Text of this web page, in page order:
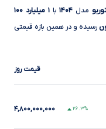
مدل ۱۴۰۴با
۱ میلیارد ۱۰۰
رسیده و در همین بازه قیمتی
قیمت روز
۲۶.۳% ۴,۸۰۰,۰۰۰,۰۰۰